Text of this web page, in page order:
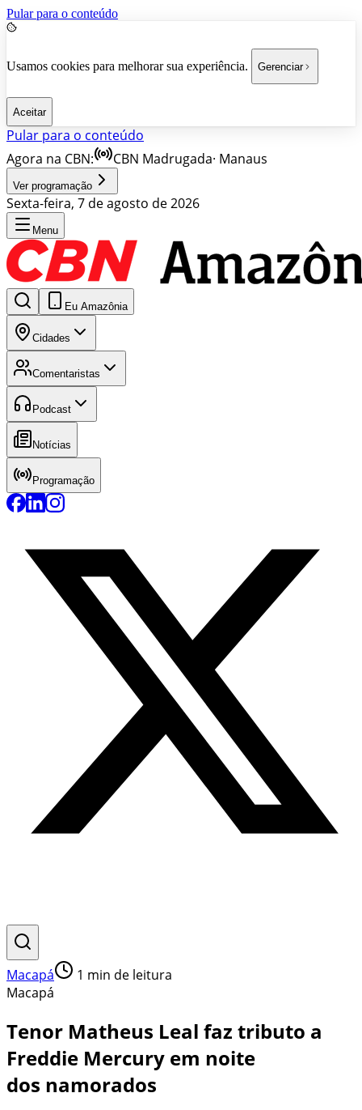
Pular para o conteúdo
Usamos cookies para melhorar sua experiência. Gerenciar
Aceitar
Pular para o conteúdo
Agora na CBN:
CBN Madrugada· Manaus
Ver programação
Sexta-feira, 7 de agosto de 2026
Menu
Eu Amazônia
Cidades
Comentaristas
Podcast
Notícias
Programação
Macapá 1 min de leitura
Macapá
Tenor Matheus Leal faz tributo a
Freddie Mercury em noite
dos namorados